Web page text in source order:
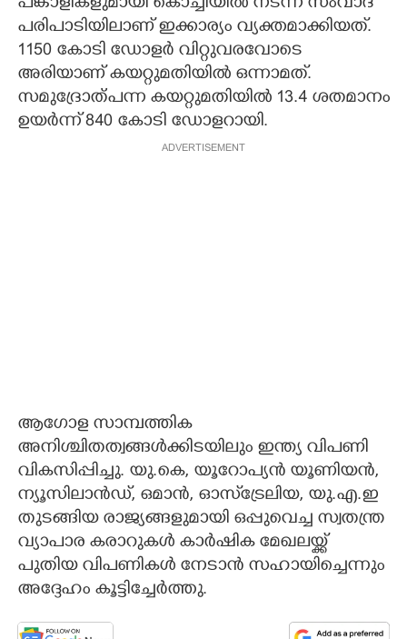
പരിപാടിയിലാണ് ഇക്കാര്യം വ്യക്തമാക്കിയത്.
1150 കോടി ഡോളർ വിറ്റുവരവോടെ
അരിയാണ് കയറ്റുമതിയിൽ ഒന്നാമത്.
സമുദ്രോത്പന്ന കയറ്റുമതിയിൽ 13.4 ശതമാനം
ഉയർന്ന് 840 കോടി ഡോളറായി.
ADVERTISEMENT
ആഗോള സാമ്പത്തിക
അനിശ്ചിതത്വങ്ങൾക്കിടയിലും ഇന്ത്യ വിപണി
വികസിപ്പിച്ചു. യു.കെ, യൂറോപ്യൻ യൂണിയൻ,
ന്യൂസിലാൻഡ്, ഒമാൻ, ഓസ്‌ട്രേലിയ, യു.എ.ഇ
തുടങ്ങിയ രാജ്യങ്ങളുമായി ഒപ്പുവെച്ച സ്വതന്ത്ര
വ്യാപാര കരാറുകൾ കാർഷിക മേഖലയ്ക്ക്
പുതിയ വിപണികൾ നേടാൻ സഹായിച്ചെന്നും
അദ്ദേഹം കൂട്ടിച്ചേർത്തു.